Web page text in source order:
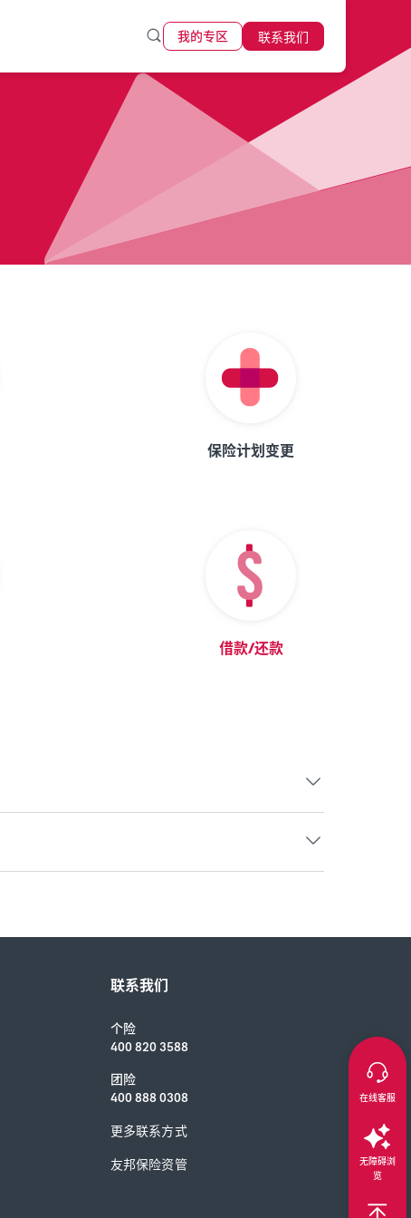
我的专区 联系我们
保险计划变更
借款/还款
联系我们
个险
400 820 3588
团险
400 888 0308
更多联系方式
友邦保险资管
在线客服
无障碍浏
览